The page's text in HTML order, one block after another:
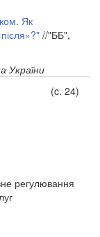
Як
//"ББ",
України
(c. 24)
регулювання